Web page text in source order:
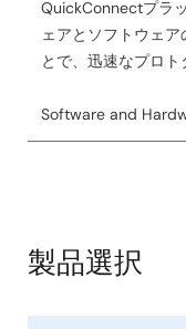
QuickConnectプラ
ェアとソフトウェ
とで、迅速なプロト
Software and
製品選択